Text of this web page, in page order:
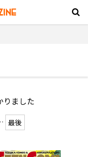
りました
最後